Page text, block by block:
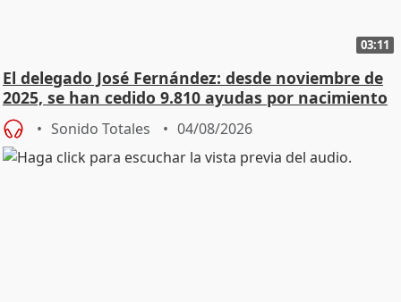
03:11
El delegado José Fernández: desde noviembre de
2025, se han cedido 9.810 ayudas por nacimiento
Sonido Totales 04/08/2026